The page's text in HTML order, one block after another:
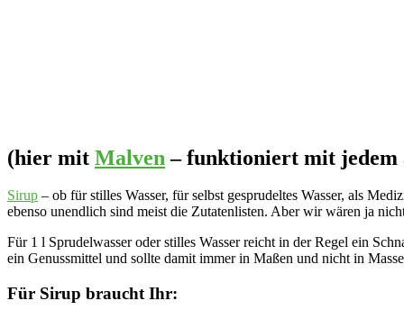
(hier mit Malven – funktioniert mit jedem
Sirup – ob für stilles Wasser, für selbst gesprudeltes Wasser, als
ebenso unendlich sind meist die Zutatenlisten. Aber wir wären ja
Für 1 l Sprudelwasser oder stilles Wasser reicht in der Regel ein
ein Genussmittel und sollte damit immer in Maßen und nicht in
Für Sirup braucht Ihr: